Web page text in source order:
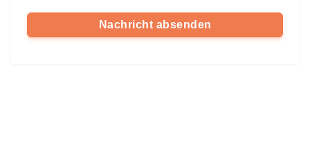
Nachricht absenden